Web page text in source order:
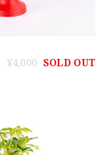
¥4,000 SOLD OUT